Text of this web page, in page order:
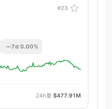
#23
7d 0.00%
24h量 $477.91M